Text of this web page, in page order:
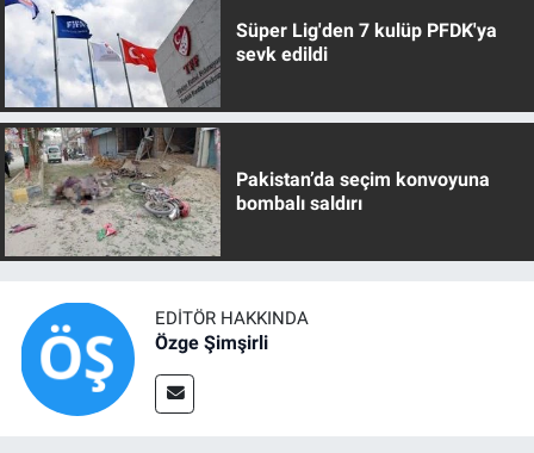
Süper Lig'den 7 kulüp PFDK'ya
sevk edildi
Pakistan’da seçim konvoyuna
bombalı saldırı
EDITÖR HAKKINDA
Özge Şimşirli